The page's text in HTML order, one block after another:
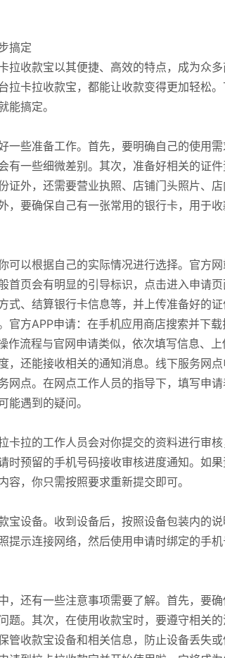
搞定
拉收款宝以其便捷、高效的特点，成为众
拉卡拉收款宝，都能让收款变得更加轻松
能搞定。
一些准备工作。首先，要明确自己的使用
有一些细微差别。其次，准备好相关的证
证外，还需要营业执照、店铺门头照片、
，要确保自己有一张常用的银行卡，用于
可以根据自己的实际情况进行选择。官方网
首页会有明显的引导标识，点击进入申请页
式、结算银行卡信息等，并上传准备好的
官方APP申请：在手机应用商店搜索并下
作流程与官网申请类似，依次填写信息、
，还能接收相关的通知消息。线下服务网
网点。在网点工作人员的指导下，填写申
能遇到的疑问。
卡拉的工作人员会对你提交的资料进行审
时预留的手机号码接收审核进度通知。如
，你只需按照要求重新提交即可。
宝设备。收到设备后，按照设备包装内的说
提示连接网络，然后使用申请时绑定的手
，还有一些注意事项需要了解。首先，要
题。其次，在使用收款宝时，要遵守相关的
管收款宝设备和相关信息，防止设备丢失或